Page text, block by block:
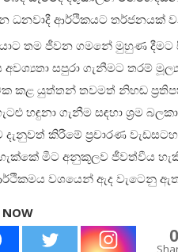
ධනවාදී ආර්ථිකයට තර්ජනයක්
තම ජීවන ගමනේ මුහුණ
අවශ්‍යතා සපුරා ගැනීමට තරම්
කළ යුත්තන් තවමත් නිහඬ
හඳුනා ගැනීම සඳහා ශ්‍රම
දැනුවත් කිරීමේ ප්‍රචාරණ
මීට අනුකූලව ජීවත්වීය
වශයෙන් ඇද වැටෙනු
NOW
0